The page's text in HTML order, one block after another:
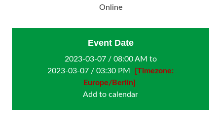
Online
Event Date
2023-03-07 / 08:00 AM to
2023-03-07 / 03:30 PM
[Timezone:
Europe/Berlin]
Add to calendar